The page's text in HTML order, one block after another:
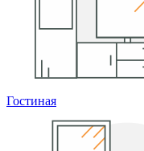
Гостиная